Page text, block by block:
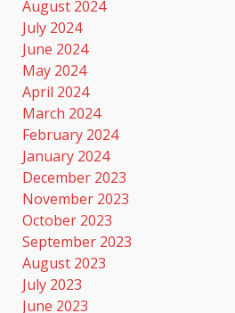
August 2024
July 2024
June 2024
May 2024
April 2024
March 2024
February 2024
January 2024
December 2023
November 2023
October 2023
September 2023
August 2023
July 2023
June 2023